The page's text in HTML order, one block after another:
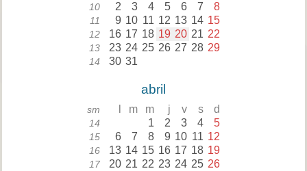
10 2 3 4 5 6 7 8
11 9 10 11 12 13 14 15
12 16 17 18 19 20 21 22
13 23 24 25 26 27 28 29
14 30 31
abril
sm m m j v s d
14 1 2 3 4 5
15 6 7 8 9 10 11 12
16 13 14 15 16 17 18 19
17 20 21 22 23 24 25 26